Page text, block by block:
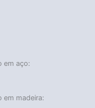
em aço:
em madeira: